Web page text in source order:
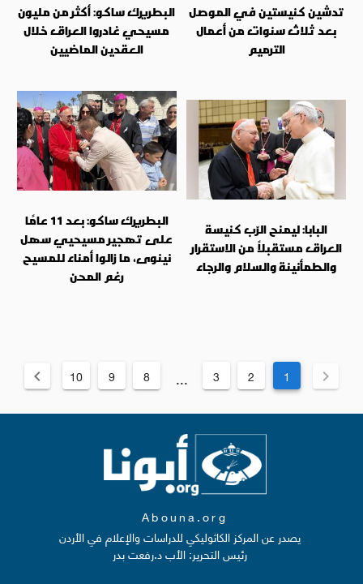
تدشين كنيستين في الموصل
بعد ثلاث سنوات من أعمال
الترميم
البطريرك ساكو: أكثر من مليون
مسيحي غادروا العراق خلال
العقدين الماضيين
البابا: ليمنح الرّب كنيسة
العراق مستقبلاً من الاستقرار
والطمأنينة والسلام والرجاء
البطريرك ساكو: بعد 11 عامًا
على تهجير مسيحيي سهل
نينوى، ما زالوا أمناء للمسيح
رغم المحن
1
2
3
...
8
9
10
Abouna.org
يصدر عن المركز الكاثوليكي للدراسات والإعلام في الأردن
رئيس التحرير: الأب د.رفعت بدر